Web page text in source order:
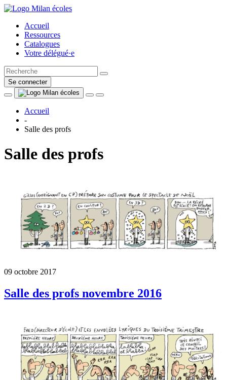
Accueil
Ressources
Catalogues
Votre délégué·e
Se connecter
Accueil
-
Salle des profs
Salle des profs
09 octobre 2017
Salle des profs novembre 2016